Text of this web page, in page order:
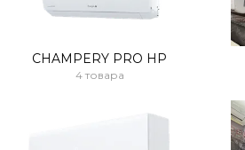
CHAMPERY PRO HP
4 товара